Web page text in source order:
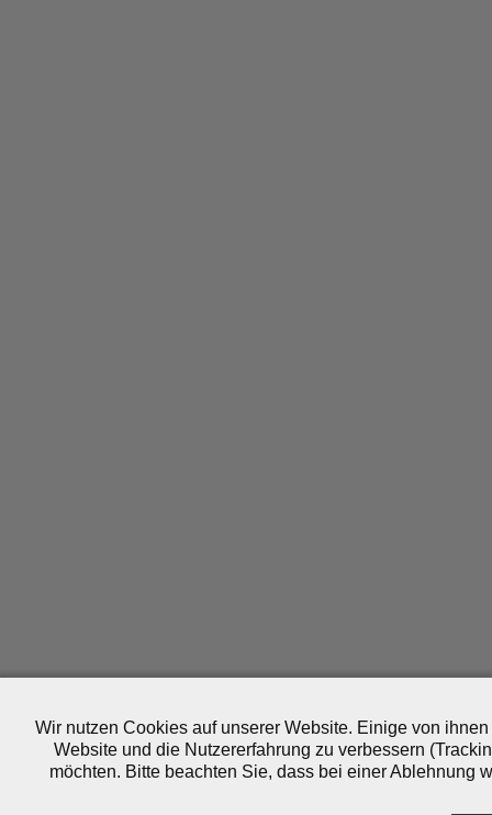
Wir nutzen Cookies auf unserer Website. Einige von
Website und die Nutzererfahrung zu verbessern
möchten. Bitte beachten Sie, dass bei einer Ablehnung